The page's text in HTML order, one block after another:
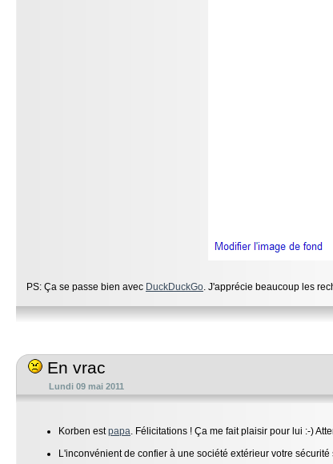
PS: Ça se passe bien avec DuckDuckGo. J'apprécie beaucoup les
En vrac
Lundi 09 mai 2011
Korben estpapa. Félicitations ! Ça me fait plaisir pour lui :-)
L'inconvénient de confier à une société extérieur votre